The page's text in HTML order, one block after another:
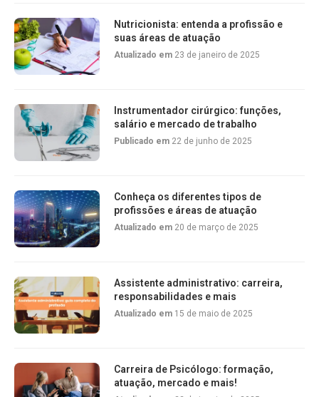
Nutricionista: entenda a profissão e
suas áreas de atuação
Atualizado em 23 de janeiro de 2025
Instrumentador cirúrgico: funções,
salário e mercado de trabalho
Publicado em 22 de junho de 2025
Conheça os diferentes tipos de
profissões e áreas de atuação
Atualizado em 20 de março de 2025
Assistente administrativo: carreira,
responsabilidades e mais
Atualizado em 15 de maio de 2025
Carreira de Psicólogo: formação,
atuação, mercado e mais!